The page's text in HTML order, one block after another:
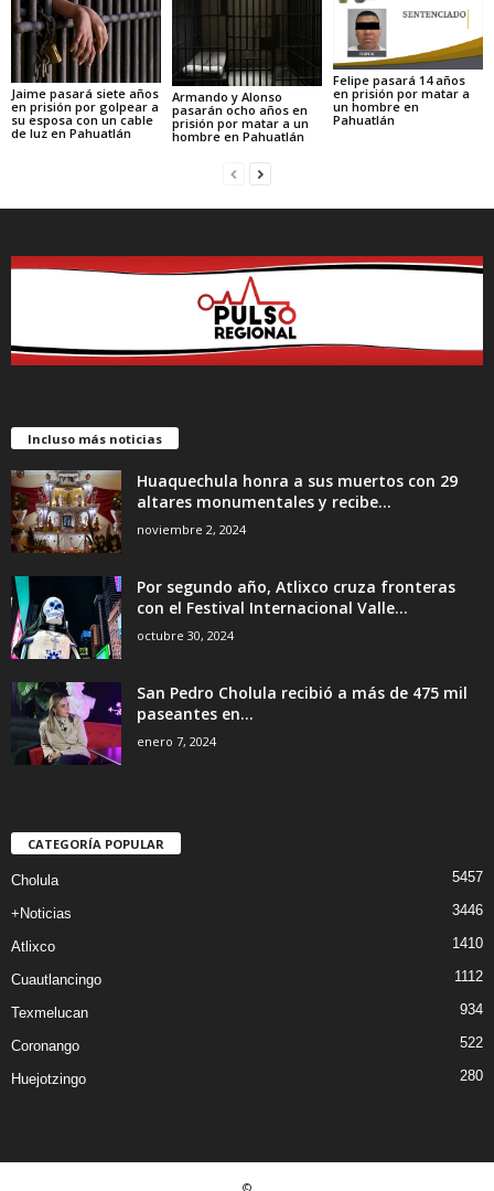
Jaime pasará siete años
en prisión por golpear a
su esposa con un cable
de luz en Pahuatlán
Armando y Alonso
pasarán ocho años en
prisión por matar a un
hombre en Pahuatlán
Felipe pasará 14 años
en prisión por matar a
un hombre en
Pahuatlán
Incluso más noticias
Huaquechula honra a sus muertos con 29
altares monumentales y recibe...
noviembre 2, 2024
Por segundo año, Atlixco cruza fronteras
con el Festival Internacional Valle...
octubre 30, 2024
San Pedro Cholula recibió a más de 475 mil
paseantes en...
enero 7, 2024
CATEGORÍA POPULAR
Cholula 5457
+Noticias 3446
Atlixco 1410
Cuautlancingo 1112
Texmelucan 934
Coronango 522
Huejotzingo 280
©